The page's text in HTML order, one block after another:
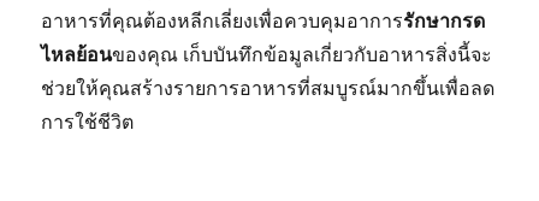
อาหารที่คุณต้องหลีกเลี่ยงเพื่อควบคุมอาการรักษากรด
ไหลย้อนของคุณ เก็บบันทึกข้อมูลเกี่ยวกับอาหารสิ่งนี้จะ
ช่วยให้คุณสร้างรายการอาหารที่สมบูรณ์มากขึ้นเพื่อลด
การใช้ชีวิต